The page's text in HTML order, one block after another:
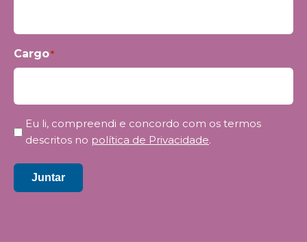
Cargo*
Privacidade *
Eu li, compreendi e concordo com os termos
descritos no política de Privacidade.
Juntar